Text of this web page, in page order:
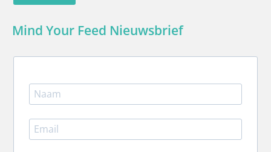
Mind Your Feed Nieuwsbrief